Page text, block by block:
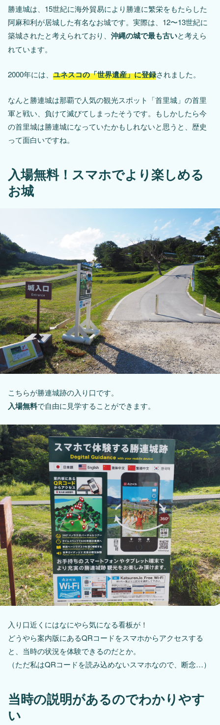
勝連城は、15世紀に海外貿易により勝連に繁栄をもたらした
阿麻和利が居城した有名なお城です。実際は、12〜13世紀に
築城されたと考えられており、 沖縄の城で最も古いと考えら
れています。
2000年には、 ユネスコの「世界遺産」に登録されました。
なんと勝連城は那覇で人気の観光スポット「首里城」の首里
軍と戦い、負けて滅びてしまったそうです。もしかしたら今
の首里城は勝連城になっていたかもしれないと思うと、歴史
って面白いですね。
入場無料！スマホでより楽しめる
お城
こちらが勝連城跡の入り口です。
入場無料で自由に見学することができます。
入り口近くにはなにやら気になる看板が！
どうやら案内版にあるQRコードをスマホからアクセスする
と、当時の状況を体験できるのだとか。
（ただ私はQRコードを読み込めないスマホなので、断念…）
当時の説明があるのでわかりやす
い